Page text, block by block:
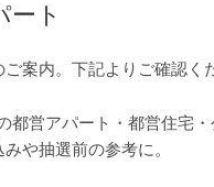
ート
ご案内。下記よりご確認く
都営アパート・都営住宅
や抽選前の参考に。